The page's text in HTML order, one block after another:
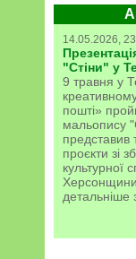
14.05.2026,
"Стіни" у
9 травня у
пошті»
мальопису
представив
проєкти зі
культурної
детальніше